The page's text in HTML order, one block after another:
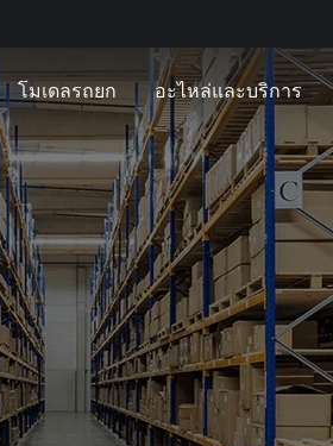
โมเดลรถยก อะไหล่และบริการ